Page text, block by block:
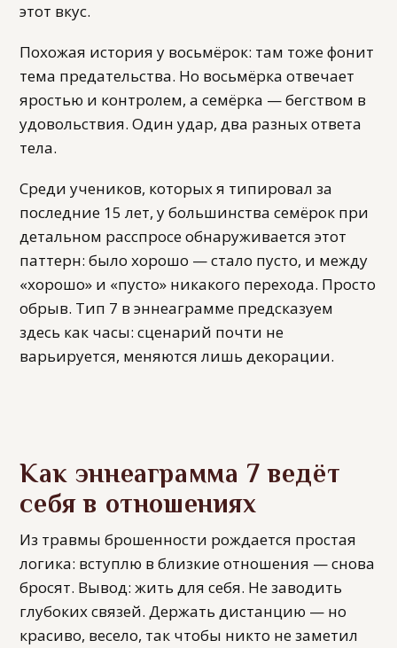
этот вкус.
Похожая история у восьмёрок: там тоже фонит
тема предательства. Но восьмёрка отвечает
яростью и контролем, а семёрка — бегством в
удовольствия. Один удар, два разных ответа
тела.
Среди учеников, которых я типировал за
последние 15 лет, у большинства семёрок при
детальном расспросе обнаруживается этот
паттерн: было хорошо — стало пусто, и между
«хорошо» и «пусто» никакого перехода. Просто
обрыв. Тип 7 в эннеаграмме предсказуем
здесь как часы: сценарий почти не
варьируется, меняются лишь декорации.
Как эннеаграмма 7 ведёт
себя в отношениях
Из травмы брошенности рождается простая
логика: вступлю в близкие отношения — снова
бросят. Вывод: жить для себя. Не заводить
глубоких связей. Держать дистанцию — но
красиво, весело, так чтобы никто не заметил